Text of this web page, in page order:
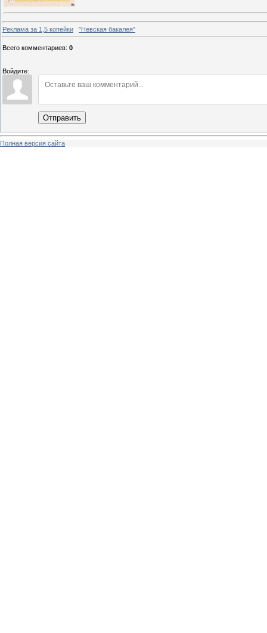
Реклама за 1,5 копейки "Невская бакалея"
Всего комментариев: 0
Войдите:
Отправить
Полная версия сайта